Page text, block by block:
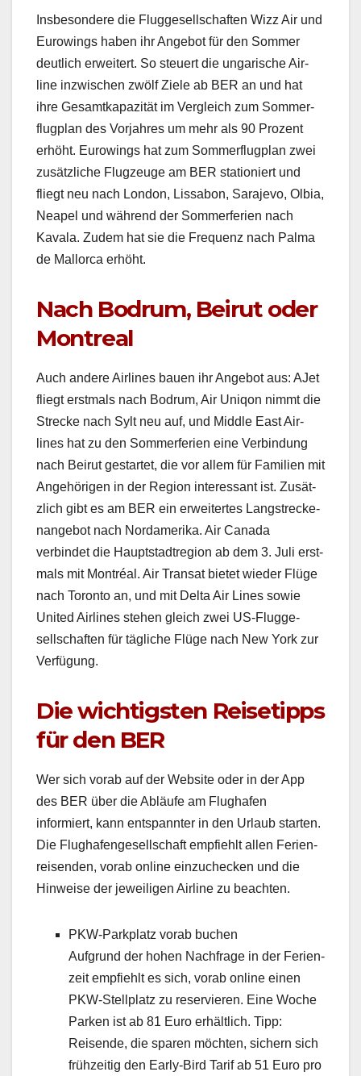
Ins­beson­dere die Flugge­sellschaften Wizz Air und
Eurow­ings haben ihr Ange­bot für den Som­mer
deut­lich erweit­ert. So steuert die ungarische Air­
line inzwis­chen zwölf Ziele ab BER an und hat
ihre Gesamtka­paz­ität im Ver­gle­ich zum Som­mer­
flug­plan des Vor­jahres um mehr als 90 Prozent
erhöht. Eurow­ings hat zum Som­mer­flug­plan zwei
zusät­zliche Flugzeuge am BER sta­tion­iert und
fliegt neu nach Lon­don, Liss­abon, Sara­je­vo, Olbia,
Neapel und während der Som­mer­fe­rien nach
Kavala. Zudem hat sie die Fre­quenz nach Pal­ma
de Mal­lor­ca erhöht.
Nach Bodrum, Beirut oder
Montreal
Auch andere Air­lines bauen ihr Ange­bot aus: AJet
fliegt erst­mals nach Bodrum, Air Uniqon nimmt die
Strecke nach Sylt neu auf, und Mid­dle East Air­
lines hat zu den Som­mer­fe­rien eine Verbindung
nach Beirut ges­tartet, die vor allem für Fam­i­lien mit
Ange­höri­gen in der Region inter­es­sant ist. Zusät­
zlich gibt es am BER ein erweit­ertes Langstreck­e­
nange­bot nach Nor­dameri­ka. Air Cana­da
verbindet die Haupt­stadtre­gion ab dem 3. Juli erst­
mals mit Mon­tréal. Air Transat bietet wieder Flüge
nach Toron­to an, und mit Delta Air Lines sowie
Unit­ed Air­lines ste­hen gle­ich zwei US-Flugge­
sellschaften für tägliche Flüge nach New York zur
Ver­fü­gung.
Die wichtigsten Reisetipps
für den BER
Wer sich vor­ab auf der Web­site oder in der App
des BER über die Abläufe am Flughafen
informiert, kann entspan­nter in den Urlaub starten.
Die Flughafenge­sellschaft emp­fiehlt allen Ferien­
reisenden, vor­ab online einzucheck­en und die
Hin­weise der jew­eili­gen Air­line zu beacht­en.
PKW-Park­platz vor­ab buchen
Auf­grund der hohen Nach­frage in der Ferien­
zeit emp­fiehlt es sich, vor­ab online einen
PKW-Stellplatz zu reservieren. Eine Woche
Parken ist ab 81 Euro erhältlich. Tipp:
Reisende, die sparen möcht­en, sich­ern sich
frühzeit­ig den Ear­ly-Bird Tarif ab 51 Euro pro